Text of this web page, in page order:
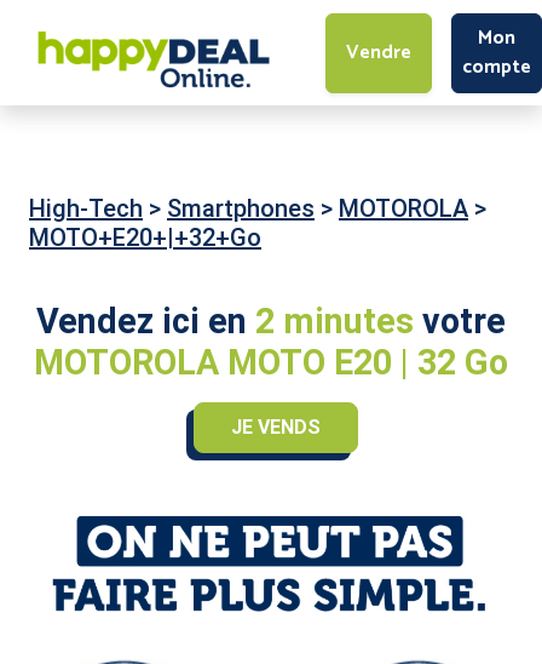
Vendre
Mon
compte
High-Tech > Smartphones > MOTOROLA >
MOTO+E20+|+32+Go
Vendez ici en 2 minutes votre
MOTOROLA MOTO E20 | 32 Go
JE VENDS